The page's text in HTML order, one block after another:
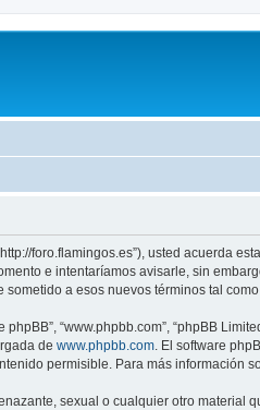
foro.flamingos.es”), usted acuerda
e intentaríamos avisarle, sin
a esos nuevos términos tal
“www.phpbb.com”, “phpBB
de www.phpbb.com . El software
permisible. Para más información
sexual o cualquier otro material